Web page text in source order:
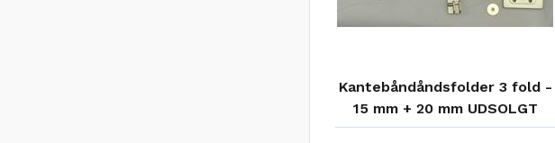
Kantebåndåndsfolder 3 fold -
15 mm + 20 mm UDSOLGT